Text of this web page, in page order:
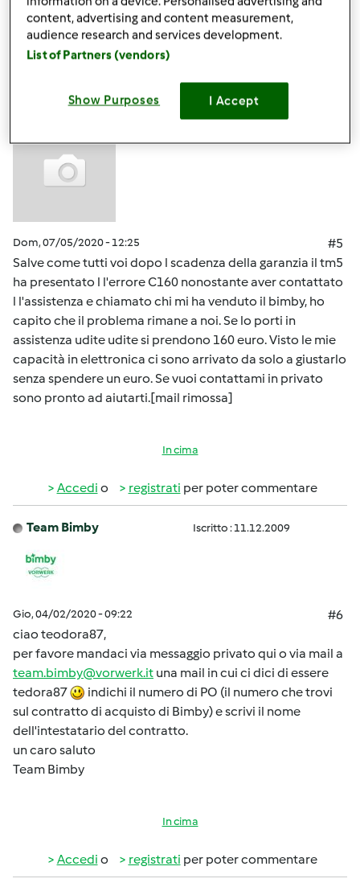
In cima
Felice66 (non verificato)
Dom, 07/05/2020 - 12:25
#5
Salve come tutti voi dopo l scadenza della garanzia il tm5
ha presentato l l'errore C160 nonostante aver contattato
l l'assistenza e chiamato chi mi ha venduto il bimby, ho
capito che il problema rimane a noi. Se lo porti in
assistenza udite udite si prendono 160 euro. Visto le mie
capacità in elettronica ci sono arrivato da solo a giustarlo
senza spendere un euro. Se vuoi contattami in privato
sono pronto ad aiutarti.[mail rimossa]
In cima
Accedi o registrati per poter commentare
Team Bimby Iscritto : 11.12.2009
Gio, 04/02/2020 - 09:22
#6
ciao teodora87,
per favore mandaci via messaggio privato qui o via mail a
team.bimby@vorwerk.it una mail in cui ci dici di essere
tedora87
indichi il numero di PO (il numero che trovi
sul contratto di acquisto di Bimby) e scrivi il nome
dell'intestatario del contratto.
un caro saluto
Team Bimby
In cima
Accedi o registrati per poter commentare
content, advertising and content measurement,
audience research and services development.
List of Partners (vendors)
Show Purposes I Accept